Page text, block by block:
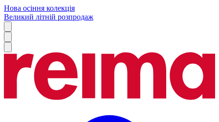
Нова осіння колекція
Великий літній розпродаж